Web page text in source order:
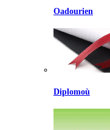
Oadourien
Diplomoù